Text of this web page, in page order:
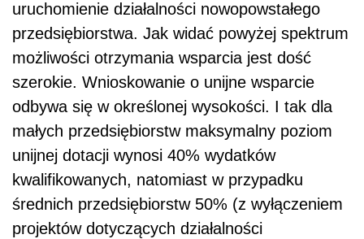
uruchomienie działalności nowopowstałego
przedsiębiorstwa. Jak widać powyżej spektrum
możliwości otrzymania wsparcia jest dość
szerokie. Wnioskowanie o unijne wsparcie
odbywa się w określonej wysokości. I tak dla
małych przedsiębiorstw maksymalny poziom
unijnej dotacji wynosi 40% wydatków
kwalifikowanych, natomiast w przypadku
średnich przedsiębiorstw 50% (z wyłączeniem
projektów dotyczących działalności